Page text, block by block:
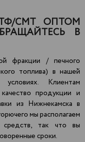
СМТ ОПТОМ
В
фракции / печного
топлива) в нашей
Клиентам
продукции и
из Нижнекамска в
мы располагаем
средств, так что вы
сроки.